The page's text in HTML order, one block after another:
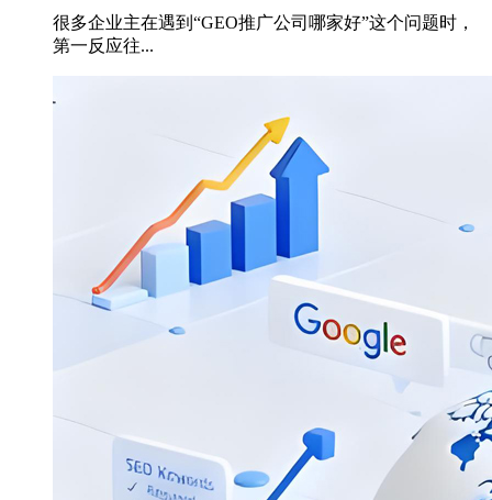
很多企业主在遇到“GEO推广公司哪家好”这个问题时，
第一反应往...